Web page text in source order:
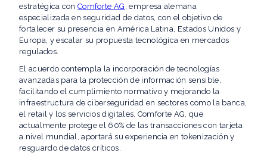
estratégica conComforte AG , empresa alemana
especializada en seguridad de datos, con el objetivo de
fortalecer su presencia en América Latina, Estados Unidos y
Europa, y escalar su propuesta tecnológica en mercados
regulados.
El acuerdo contempla la incorporación de tecnologías
avanzadas para la protección de información sensible,
facilitando el cumplimiento normativo y mejorando la
infraestructura de ciberseguridad en sectores como la banca,
el retail y los servicios digitales. Comforte AG, que
actualmente protege el 60% de las transacciones con tarjeta
a nivel mundial, aportará su experiencia en tokenización y
resguardo de datos críticos.